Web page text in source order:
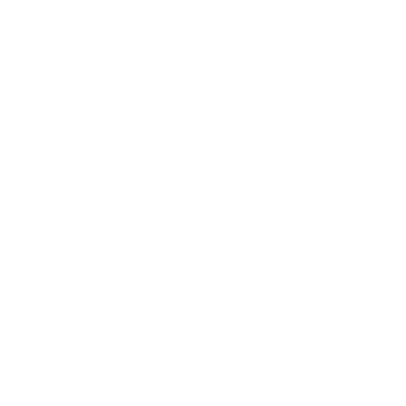
консультация и быстрая доставка.
консультация и быстрая доставка.